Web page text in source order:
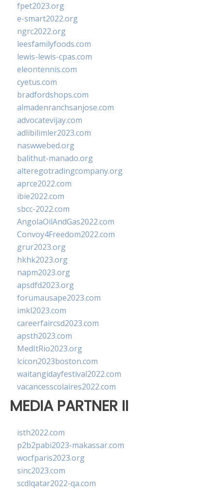
fpet2023.org
e-smart2022.org
ngrc2022.org
leesfamilyfoods.com
lewis-lewis-cpas.com
eleontennis.com
cyetus.com
bradfordshops.com
almadenranchsanjose.com
advocatevijay.com
adlibilimler2023.com
naswwebed.org
balithut-manado.org
alteregotradingcompany.org
aprce2022.com
ibie2022.com
sbcc-2022.com
AngolaOilAndGas2022.com
Convoy4Freedom2022.com
grur2023.org
hkhk2023.org
napm2023.org
apsdfd2023.org
forumausape2023.com
imkl2023.com
careerfaircsd2023.com
apsth2023.com
MedItRio2023.org
lcicon2023boston.com
waitangidayfestival2022.com
vacancesscolaires2022.com
MEDIA PARTNER II
isth2022.com
p2b2pabi2023-makassar.com
wocfparis2023.org
sinc2023.com
scdlqatar2022-qa.com